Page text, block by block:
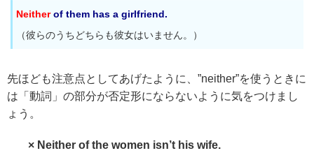
Neither of them has a girlfriend.
（彼らのうちどちらも彼女はいません。）
先ほども注意点としてあげたように、”neither”を使うときに
は「動詞」の部分が否定形にならないように気をつけまし
ょう。
× Neither of the women isn’t his wife.